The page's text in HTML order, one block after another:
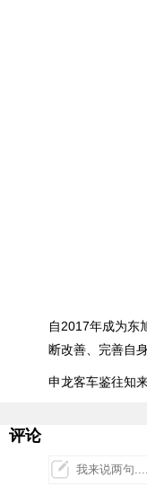
自2017年成为东
断改善、完善自
申龙客车鉴往知
评论